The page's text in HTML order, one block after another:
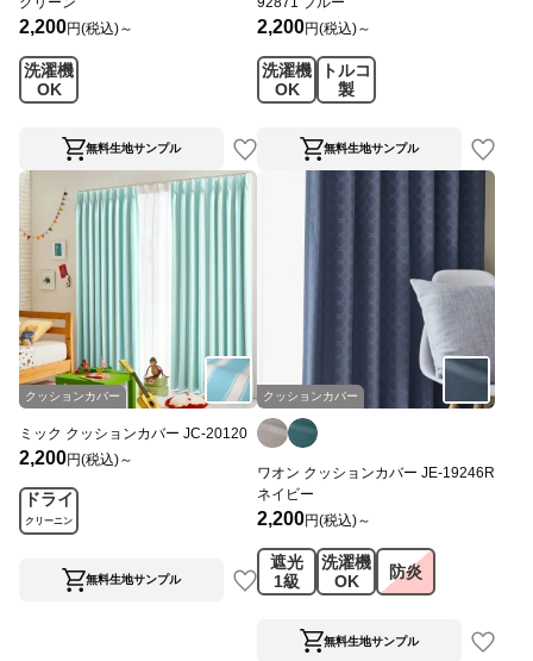
2,200円(税込)～
洗濯機
OK
無料生地サンプル
2,200円(税込)～
洗濯機
OK
トルコ
製
無料生地サンプル
クッションカバー
ミック クッションカバー JC-20120
2,200円(税込)～
ドライ
クリーニン
無料生地サンプル
クッションカバー
ワオン クッションカバー JE-19246R
ネイビー
2,200円(税込)～
遮光
1級
洗濯機
OK
防炎
無料生地サンプル